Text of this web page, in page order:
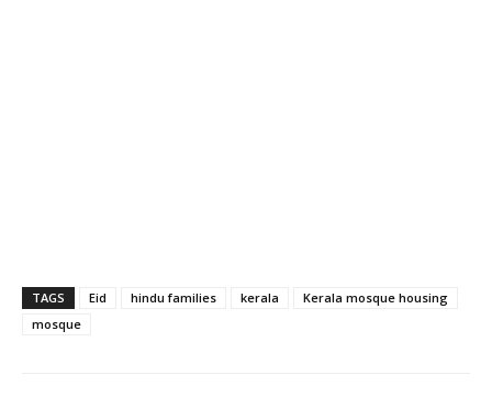
TAGS Eid hindu families kerala
Kerala mosque housing
mosque